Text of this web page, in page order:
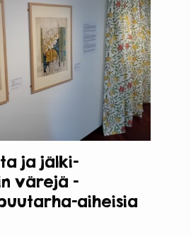
ja jälki-
värejä -
aiheisia